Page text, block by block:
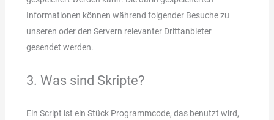
Informationen können während folgender Besuche zu
unseren oder den Servern relevanter Drittanbieter
gesendet werden.
3. Was sind Skripte?
Ein Script ist ein Stück Programmcode, das benutzt wird,